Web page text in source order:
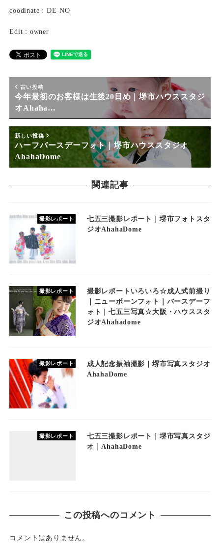
coodinate : DE-NO
Edit : owner
古い投稿
今年最初のお客様は生後20日め｜堺市ハウススタジ
オAhaha…
新しい投稿
ハーフバースデーフォト｜堺市ハウススタジオ
AhahaDome
関連記事
撮影レポート
七五三撮影レポート｜堺市フォトスタ
ジオAhahaDome
撮影レポート
撮影レポートいろいろ☆成人式前撮り
｜ニューボーンフォト｜バースデーフ
ォト｜七五三写真☆大阪・ハウススタ
ジオAhahadome
撮影レポート
成人記念振袖撮影｜堺市写真スタジオ
AhahaDome
撮影レポート
七五三撮影レポート｜堺市写真スタジ
オ｜AhahaDome
この投稿へのコメント
コメントはありません。